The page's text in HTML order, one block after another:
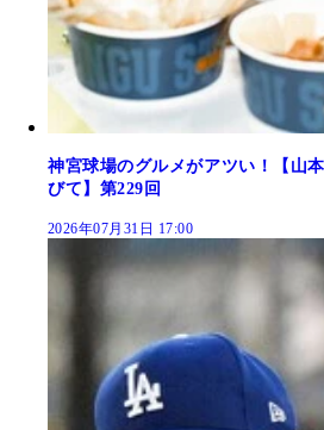
神宮球場のグルメがアツい！【山
びて】第229回
2026年07月31日 17:00